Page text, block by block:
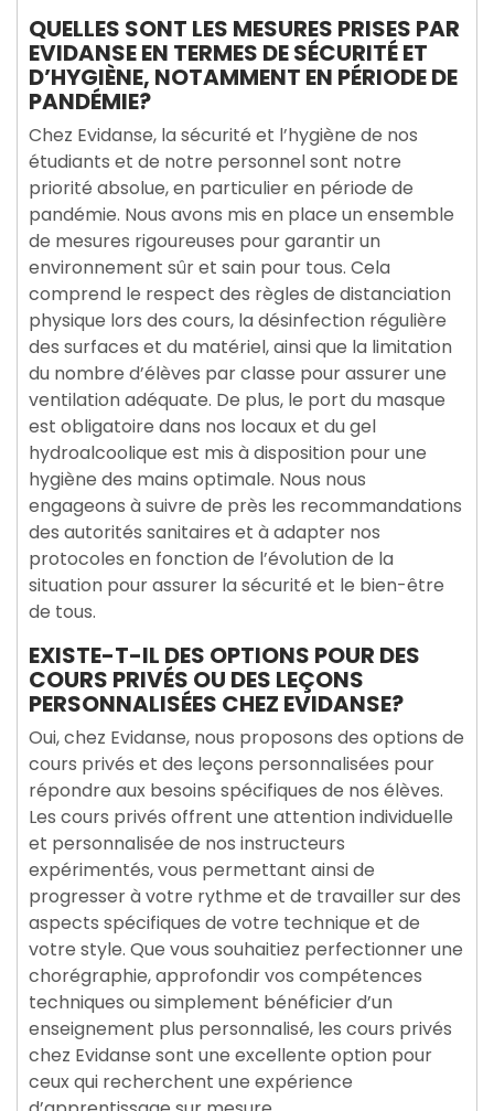
QUELLES SONT LES MESURES PRISES PAR
EVIDANSE EN TERMES DE SÉCURITÉ ET
D’HYGIÈNE, NOTAMMENT EN PÉRIODE DE
PANDÉMIE?
Chez Evidanse, la sécurité et l’hygiène de nos
étudiants et de notre personnel sont notre
priorité absolue, en particulier en période de
pandémie. Nous avons mis en place un ensemble
de mesures rigoureuses pour garantir un
environnement sûr et sain pour tous. Cela
comprend le respect des règles de distanciation
physique lors des cours, la désinfection régulière
des surfaces et du matériel, ainsi que la limitation
du nombre d’élèves par classe pour assurer une
ventilation adéquate. De plus, le port du masque
est obligatoire dans nos locaux et du gel
hydroalcoolique est mis à disposition pour une
hygiène des mains optimale. Nous nous
engageons à suivre de près les recommandations
des autorités sanitaires et à adapter nos
protocoles en fonction de l’évolution de la
situation pour assurer la sécurité et le bien-être
de tous.
EXISTE-T-IL DES OPTIONS POUR DES
COURS PRIVÉS OU DES LEÇONS
PERSONNALISÉES CHEZ EVIDANSE?
Oui, chez Evidanse, nous proposons des options de
cours privés et des leçons personnalisées pour
répondre aux besoins spécifiques de nos élèves.
Les cours privés offrent une attention individuelle
et personnalisée de nos instructeurs
expérimentés, vous permettant ainsi de
progresser à votre rythme et de travailler sur des
aspects spécifiques de votre technique et de
votre style. Que vous souhaitiez perfectionner une
chorégraphie, approfondir vos compétences
techniques ou simplement bénéficier d’un
enseignement plus personnalisé, les cours privés
chez Evidanse sont une excellente option pour
ceux qui recherchent une expérience